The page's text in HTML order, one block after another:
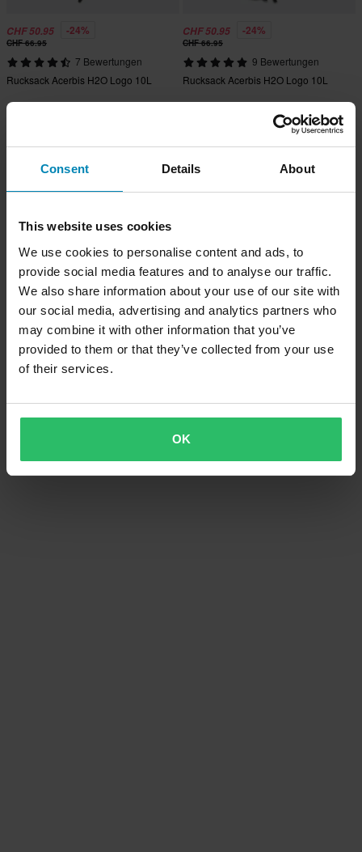
Consent Details About
This website uses cookies
We use cookies to personalise content and ads, to
provide social media features and to analyse our traffic.
We also share information about your use of our site with
our social media, advertising and analytics partners who
may combine it with other information that you’ve
provided to them or that they’ve collected from your use
of their services.
OK
CHF 50.95 -24%
CHF 66.95
7 Bewertungen
Rucksack Acerbis H2O Logo 10L
CHF 50.95 -24%
CHF 66.95
9 Bewertungen
Rucksack Acerbis H2O Logo 10L
CHF 54.95 -18%
2 Bewertungen
Rucksack Acerbis Sather 9L